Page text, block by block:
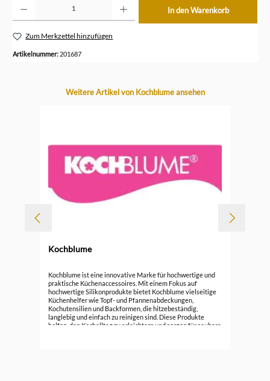
In den Warenkorb
Zum Merkzettel hinzufügen
Artikelnummer: 201687
Produktgalerie überspringen
Weitere Artikel von Kochblume ansehen
Kochblume
Kochblume ist eine innovative Marke für hochwertige und
praktische Küchenaccessoires. Mit einem Fokus auf
hochwertige Silikonprodukte bietet Kochblume vielseitige
Küchenhelfer wie Topf- und Pfannenabdeckungen,
Kochutensilien und Backformen, die hitzebeständig,
langlebig und einfach zu reinigen sind. Diese Produkte
helfen, den Kochalltag zu erleichtern und sorgen für saubere